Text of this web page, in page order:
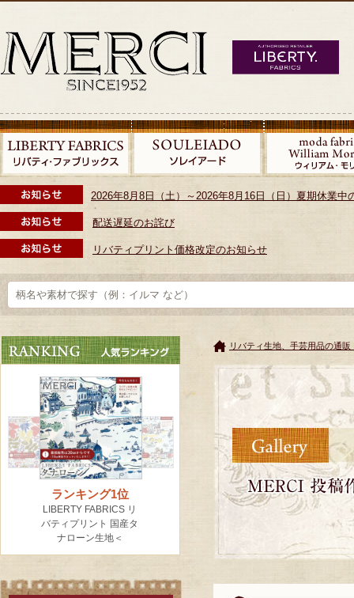
2026年8月8日（土）～2026年8月16日（日）夏期休業中
配送遅延のお詫び
リバティプリント価格改定のお知らせ
リバティ生地、手芸用品の通